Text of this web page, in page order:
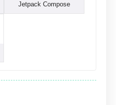
Jetpack Compose